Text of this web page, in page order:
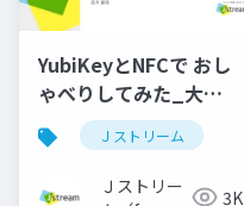
YubiKeyとNFCで おし
ゃべりしてみた_大
LT2024春 in
Aizu_20240511
Ｊストリーム
Ｊストリー
3K